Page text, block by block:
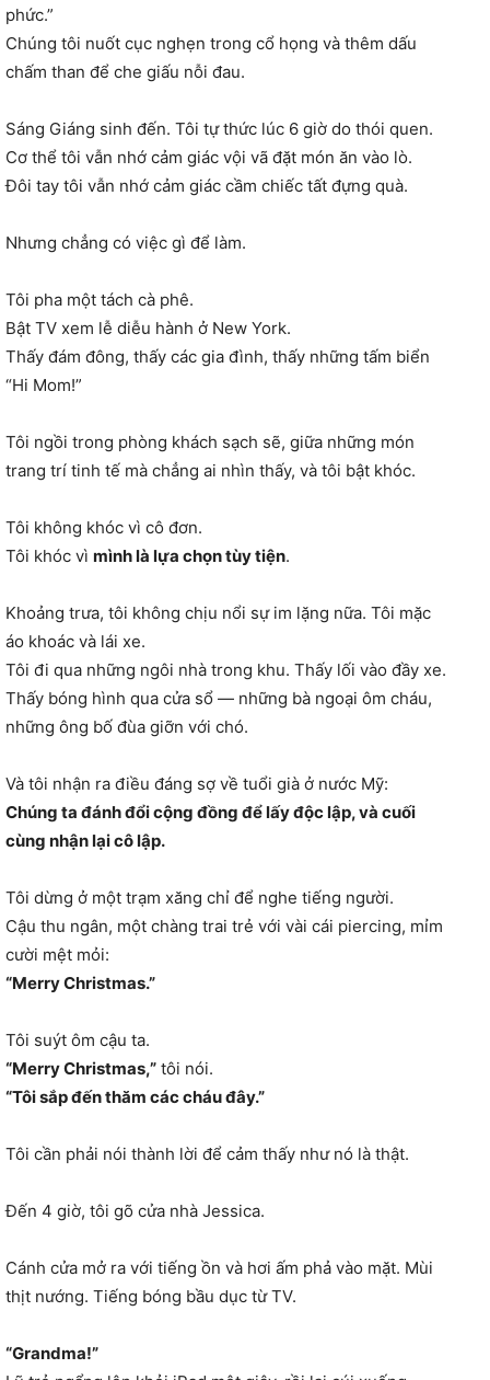
phức.”
Chúng tôi nuốt cục nghẹn trong cổ họng và thêm dấu
chấm than để che giấu nỗi đau.
Sáng Giáng sinh đến. Tôi tự thức lúc 6 giờ do thói quen.
Cơ thể tôi vẫn nhớ cảm giác vội vã đặt món ăn vào lò.
Đôi tay tôi vẫn nhớ cảm giác cầm chiếc tất đựng quà.
Nhưng chẳng có việc gì để làm.
Tôi pha một tách cà phê.
Bật TV xem lễ diễu hành ở New York.
Thấy đám đông, thấy các gia đình, thấy những tấm biển
“Hi Mom!”
Tôi ngồi trong phòng khách sạch sẽ, giữa những món
trang trí tinh tế mà chẳng ai nhìn thấy, và tôi bật khóc.
Tôi không khóc vì cô đơn.
Tôi khóc vì mình là lựa chọn tùy tiện.
Khoảng trưa, tôi không chịu nổi sự im lặng nữa. Tôi mặc
áo khoác và lái xe.
Tôi đi qua những ngôi nhà trong khu. Thấy lối vào đầy xe.
Thấy bóng hình qua cửa sổ — những bà ngoại ôm cháu,
những ông bố đùa giỡn với chó.
Và tôi nhận ra điều đáng sợ về tuổi già ở nước Mỹ:
Chúng ta đánh đổi cộng đồng để lấy độc lập, và cuối
cùng nhận lại cô lập.
Tôi dừng ở một trạm xăng chỉ để nghe tiếng người.
Cậu thu ngân, một chàng trai trẻ với vài cái piercing, mỉm
cười mệt mỏi:
“Merry Christmas.”
Tôi suýt ôm cậu ta.
“Merry Christmas,” tôi nói.
“Tôi sắp đến thăm các cháu đây.”
Tôi cần phải nói thành lời để cảm thấy như nó là thật.
Đến 4 giờ, tôi gõ cửa nhà Jessica.
Cánh cửa mở ra với tiếng ồn và hơi ấm phả vào mặt. Mùi
thịt nướng. Tiếng bóng bầu dục từ TV.
“Grandma!”